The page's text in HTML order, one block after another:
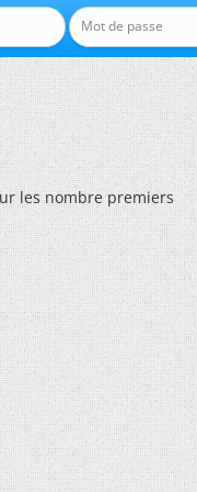
les nombre premiers